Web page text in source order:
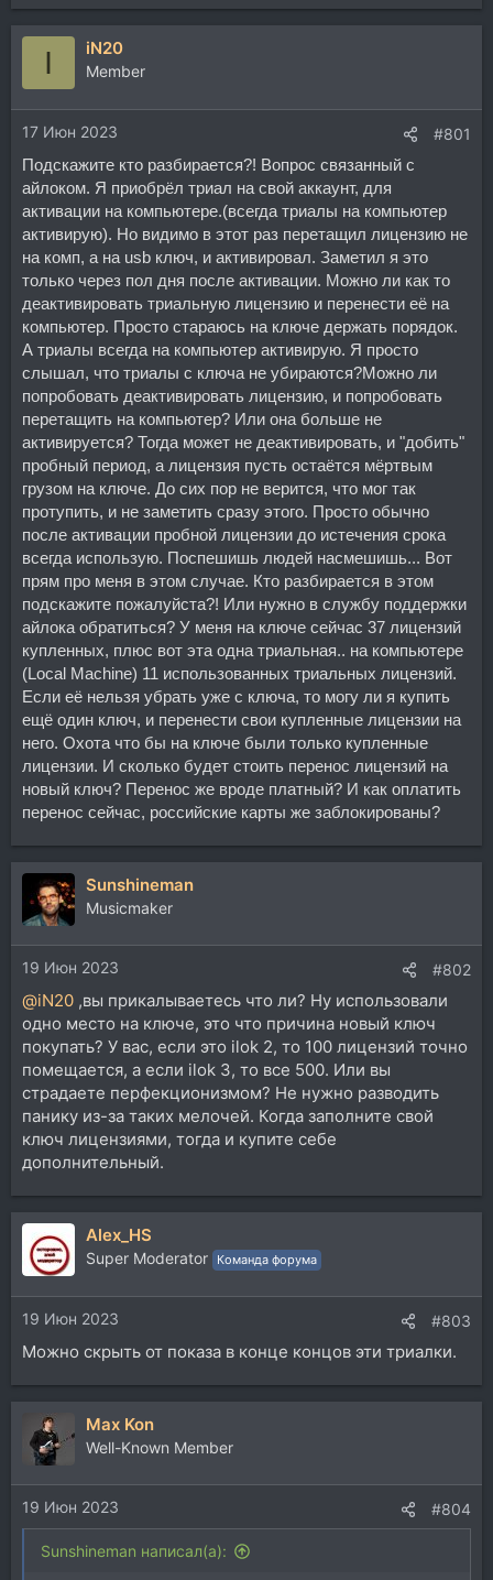
I iN20
Member
17 Июн 2023
#801
Подскажите кто разбирается?! Вопрос связанный с
айлоком. Я приобрёл триал на свой аккаунт, для
активации на компьютере.(всегда триалы на компьютер
активирую). Но видимо в этот раз перетащил лицензию не
на комп, а на usb ключ, и активировал. Заметил я это
только через пол дня после активации. Можно ли как то
деактивировать триальную лицензию и перенести её на
компьютер. Просто стараюсь на ключе держать порядок.
А триалы всегда на компьютер активирую. Я просто
слышал, что триалы с ключа не убираются?Можно ли
попробовать деактивировать лицензию, и попробовать
перетащить на компьютер? Или она больше не
активируется? Тогда может не деактивировать, и "добить"
пробный период, а лицензия пусть остаётся мёртвым
грузом на ключе. До сих пор не верится, что мог так
протупить, и не заметить сразу этого. Просто обычно
после активации пробной лицензии до истечения срока
всегда использую. Поспешишь людей насмешишь... Вот
прям про меня в этом случае. Кто разбирается в этом
подскажите пожалуйста?! Или нужно в службу поддержки
айлока обратиться? У меня на ключе сейчас 37 лицензий
купленных, плюс вот эта одна триальная.. на компьютере
(Local Machine) 11 использованных триальных лицензий.
Если её нельзя убрать уже с ключа, то могу ли я купить
ещё один ключ, и перенести свои купленные лицензии на
него. Охота что бы на ключе были только купленные
лицензии. И сколько будет стоить перенос лицензий на
новый ключ? Перенос же вроде платный? И как оплатить
перенос сейчас, российские карты же заблокированы?
Sunshineman
Musicmaker
19 Июн 2023 #802
@iN20 ,вы прикалываетесь что ли? Ну использовали
одно место на ключе, это что причина новый ключ
покупать? У вас, если это ilok 2, то 100 лицензий точно
помещается, а если ilok 3, то все 500. Или вы
страдаете перфекционизмом? Не нужно разводить
панику из-за таких мелочей. Когда заполните свой
ключ лицензиями, тогда и купите себе
дополнительный.
Alex_HS
Super Moderator Команда форума
19 Июн 2023 #803
Можно скрыть от показа в конце концов эти триалки.
Max Kon
Well-Known Member
19 Июн 2023 #804
Sunshineman написал(а):